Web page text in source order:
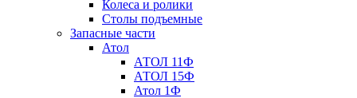
Колеса и ролики
Столы подъемные
Запасные части
Атол
АТОЛ 11Ф
АТОЛ 15Ф
Атол 1Ф